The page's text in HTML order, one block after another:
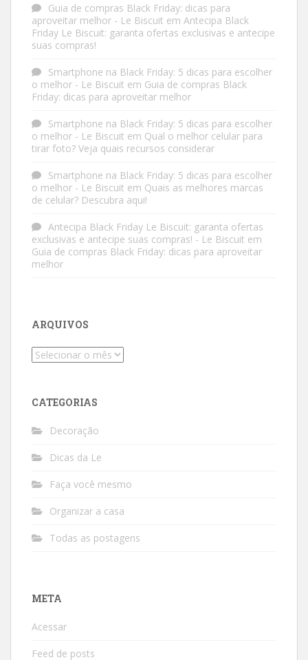
Guia de compras Black Friday: dicas para
aproveitar melhor - Le Biscuit em Antecipa Black
Friday Le Biscuit: garanta ofertas exclusivas e antecipe
suas compras!
Smartphone na Black Friday: 5 dicas para escolher
o melhor - Le Biscuit em Guia de compras Black
Friday: dicas para aproveitar melhor
Smartphone na Black Friday: 5 dicas para escolher
o melhor - Le Biscuit em Qual o melhor celular para
tirar foto? Veja quais recursos considerar
Smartphone na Black Friday: 5 dicas para escolher
o melhor - Le Biscuit em Quais as melhores marcas
de celular? Descubra aqui!
Antecipa Black Friday Le Biscuit: garanta ofertas
exclusivas e antecipe suas compras! - Le Biscuit em
Guia de compras Black Friday: dicas para aproveitar
melhor
ARQUIVOS
Arquivos
CATEGORIAS
Decoração
Dicas da Le
Faça você mesmo
Organizar a casa
Todas as postagens
META
Acessar
Feed de posts